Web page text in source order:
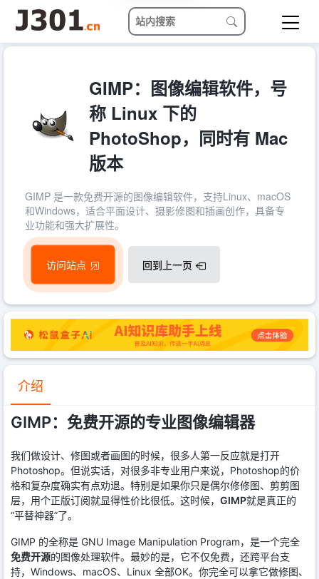
GIMP：图像编辑软件，号
称 Linux 下的
PhotoShop，同时有 Mac
版本
GIMP 是一款免费开源的图像编辑软件，支持Linux、macOS
和Windows，适合平面设计、摄影修图和插画创作，具备专
业功能和强大扩展性。
访问站点 回到上一页
介绍
GIMP：免费开源的专业图像编辑器
我们做设计、修图或者画图的时候，很多人第一反应就是打开
Photoshop。但说实话，对很多非专业用户来说，Photoshop的价
格和复杂度确实有点劝退。特别是如果你只是偶尔修修图、剪剪图
层，用个正版订阅就显得性价比很低。这时候， GIMP就是真正的
“平替神器”了。
GIMP 的全称是 GNU Image Manipulation Program，是一个完全
免费开源的图像处理软件。最妙的是，它不仅免费，还跨平台支
持，Windows、macOS、Linux 全部OK。你完全可以拿它做修图、